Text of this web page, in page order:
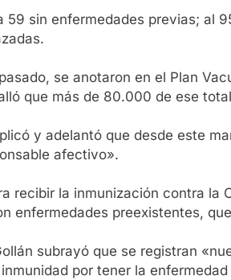
sin enfermedades previas; al
se anotaron en el Plan
que más de 80.000 de ese
y adelantó que desde este
afectivo».
recibir la inmunización contra
enfermedades preexistentes,
subrayó que se registran
por tener la